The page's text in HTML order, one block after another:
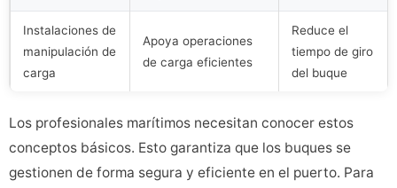
Instalaciones de
manipulación de
carga
Apoya operaciones
de carga eficientes
Reduce el
tiempo de giro
del buque
Los profesionales marítimos necesitan conocer estos
conceptos básicos. Esto garantiza que los buques se
gestionen de forma segura y eficiente en el puerto. Para